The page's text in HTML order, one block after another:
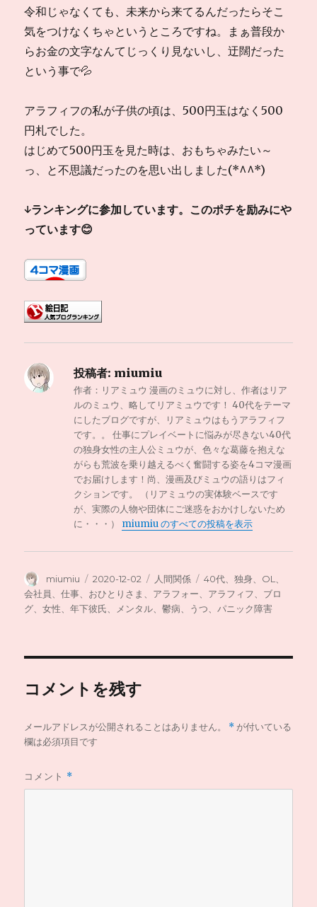
令和じゃなくても、未来から来てるんだったらそこ
気をつけなくちゃというところですね。まぁ普段か
らお金の文字なんてじっくり見ないし、迂闊だった
という事で💦
アラフィフの私が子供の頃は、500円玉はなく500
円札でした。
はじめて500円玉を見た時は、おもちゃみたい～
っ、と不思議だったのを思い出しました(*^^*)
↓ランキングに参加しています。このポチを励みにや
っています😊
投稿者: miumiu
作者：リアミュウ 漫画のミュウに対し、作者はリア
ルのミュウ、略してリアミュウです！ 40代をテーマ
にしたブログですが、リアミュウはもうアラフィフ
です。。 仕事にプレイベートに悩みが尽きない40代
の独身女性の主人公ミュウが、色々な葛藤を抱えな
がらも荒波を乗り越えるべく奮闘する姿を4コマ漫画
でお届けします！尚、漫画及びミュウの語りはフィ
クションです。 （リアミュウの実体験ベースです
が、実際の人物や団体にご迷惑をおかけしないため
に・・・） miumiu のすべての投稿を表示
投
稿
者
miumiu
投
稿
日:
2020-12-02
カ
テ
ゴ
人間関係
タ
グ
40代、独身、OL、
会社員、仕事、おひとりさま、アラフォー、アラフィフ、ブロ
グ、女性、年下彼氏、メンタル、鬱病、うつ、パニック障害
コメントを残す
メールアドレスが公開されることはありません。 *が付いている
欄は必須項目です
コメント *